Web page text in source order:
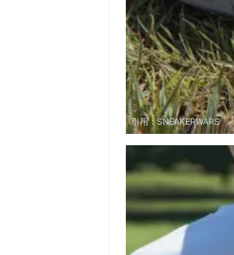
引用：SNEAKERWARS